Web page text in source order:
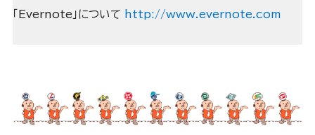
「Evernote」について http://www.evernote.com